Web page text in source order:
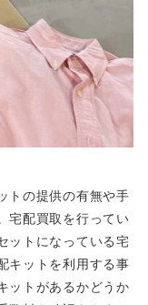
トの提供の有無や手
宅配買取を行ってい
ットになっている宅
キットを利用する事
ットがあるかどうか